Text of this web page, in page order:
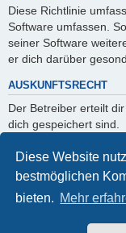
Diese Website
bestmöglichen
bieten. Mehr
Diese Richtlinie
Software umfassen.
seiner Software
er dich darüber
AUSKUNFTSRECHT
Der Betreiber erteilt
dich gespeichert sind.
Du kannst jederzeit
verlangen.